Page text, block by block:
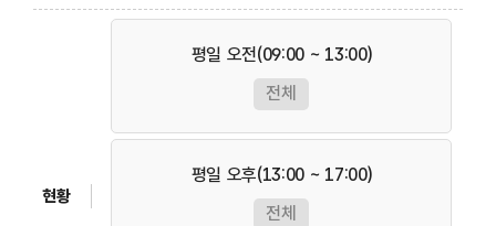
평일 오전(09:00 ~ 13:00)
전체
평일 오후(13:00 ~ 17:00)
전체